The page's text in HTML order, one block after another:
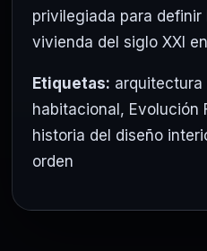
privilegiada para
vivienda del siglo XXI
Etiquetas: arquitectura
habitacional, Evolución
historia del diseño
orden